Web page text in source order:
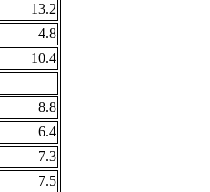
13.2
4.8
10.4
8.8
6.4
7.3
7.5